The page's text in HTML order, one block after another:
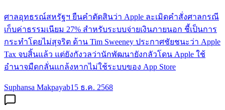
ศาลอุทธรณ์สหรัฐฯ ยืนคำตัดสินว่า Apple ละเมิดคำสั่งศาลกรณี
เก็บค่าธรรมเนียม 27% สำหรับระบบจ่ายเงินภายนอก ชี้เป็นการ
กระทำโดยไม่สุจริต ด้าน Tim Sweeney ประกาศชัยชนะว่า Apple
Tax จบสิ้นแล้ว แต่ยังกังวลว่านักพัฒนายังกลัวโดน Apple ใช้
อำนาจมืดกลั่นแกล้งหากไม่ใช้ระบบของ App Store
Suphansa Makpayab15 ธ.ค. 2568